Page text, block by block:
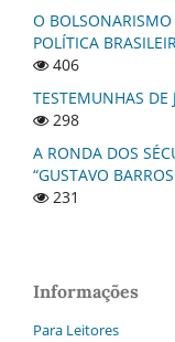
O
POLÍTICA
406
TESTEMUNHAS DE
298
A RONDA DOS
“GUSTAVO
231
Informações
Para Leitores